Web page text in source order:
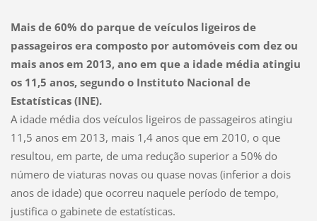
Mais de 60% do parque de veículos ligeiros de
passageiros era composto por automóveis com dez ou
mais anos em 2013, ano em que a idade média atingiu
os 11,5 anos, segundo o Instituto Nacional de
Estatísticas (INE).
A idade média dos veículos ligeiros de passageiros atingiu
11,5 anos em 2013, mais 1,4 anos que em 2010, o que
resultou, em parte, de uma redução superior a 50% do
número de viaturas novas ou quase novas (inferior a dois
anos de idade) que ocorreu naquele período de tempo,
justifica o gabinete de estatísticas.